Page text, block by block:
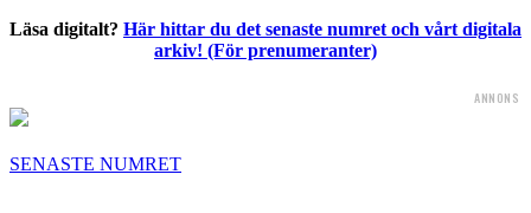
Läsa digitalt? Här hittar du det senaste numret och vårt digitala
arkiv! (För prenumeranter)
ANNONS
SENASTE NUMRET